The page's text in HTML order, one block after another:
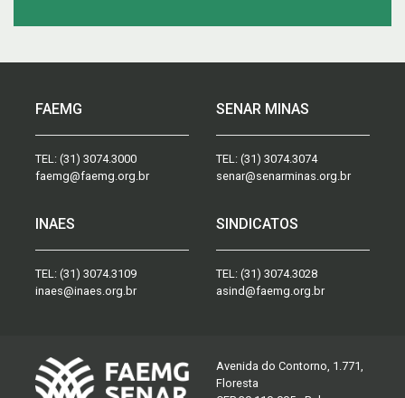
FAEMG
TEL: (31) 3074.3000
faemg@faemg.org.br
SENAR MINAS
TEL: (31) 3074.3074
senar@senarminas.org.br
INAES
TEL: (31) 3074.3109
inaes@inaes.org.br
SINDICATOS
TEL: (31) 3074.3028
asind@faemg.org.br
Avenida do Contorno, 1.771,
Floresta